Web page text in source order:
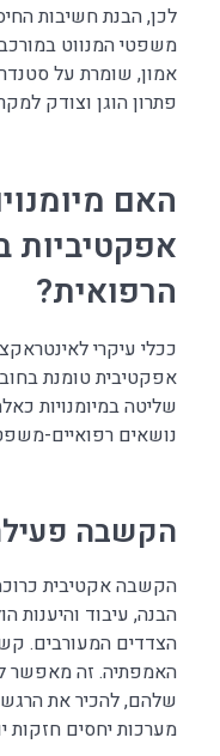
לכן, הבנת חשיבות
משפטי המנווט
אמון, שומרת על
פתרון הוגן וצודק
האם
אפקטיביות
הרפואית?
ככלי עיקרי
אפקטיבית טומנת
שליטה במיומנויות
נושאים רפואיים-
הקשבה
הקשבה אקטיבית
הבנה, עיבוד והיענות
הצדדים המעורבים.
האמפתיה. זה מאפשר
שלהם, להכיר את
מערכות יחסים חזקות